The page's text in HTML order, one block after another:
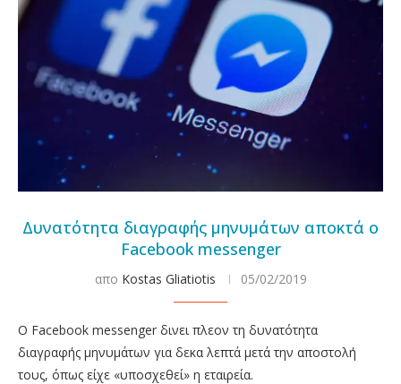
Δυνατότητα διαγραφής μηνυμάτων αποκτά ο
Facebook messenger
απο Kostas Gliatiotis 05/02/2019
Ο Facebook messenger δινει πλεον τη δυνατότητα
διαγραφής μηνυμάτων για δεκα λεπτά μετά την αποστολή
τους, όπως είχε «υποσχεθεί» η εταιρεία.